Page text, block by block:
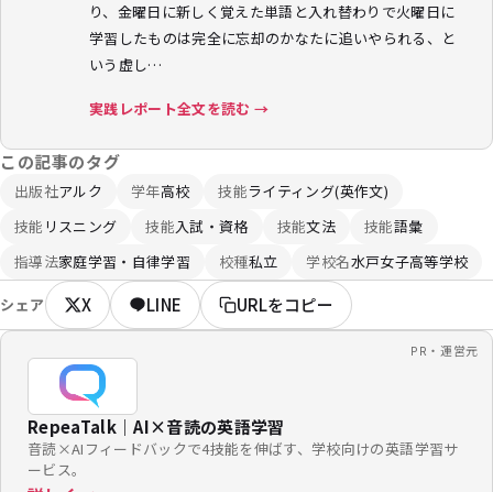
り、金曜日に新しく覚えた単語と入れ替わりで火曜日に
学習したものは完全に忘却のかなたに追いやられる、と
いう虚し…
実践レポート全文を読む →
この記事のタグ
出版社アルク 学年高校 技能ライティング(英作文)
技能 リスニング 技能入試・資格 技能文法 技能語彙
指導法家庭学習・自律学習 校種私立 学校名水戸女子高等学校
シェア X LINE URLをコピー
PR・運営元
RepeaTalk｜AI×音読の英語学習
音読×AIフィードバックで4技能を伸ばす、学校向けの英語学習サ
ービス。